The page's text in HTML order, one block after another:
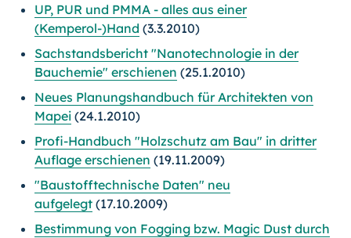
UP, PUR und PMMA - alles aus einer
(Kemperol-)Hand (3.3.2010)
Sachstandsbericht "Nanotechnologie in der
Bauchemie" erschienen (25.1.2010)
Neues Planungshandbuch für Architekten von
Mapei (24.1.2010)
Profi-Handbuch "Holzschutz am Bau" in dritter
Auflage erschienen (19.11.2009)
"Baustofftechnische Daten" neu
aufgelegt (17.10.2009)
Bestimmung von Fogging bzw. Magic Dust durch